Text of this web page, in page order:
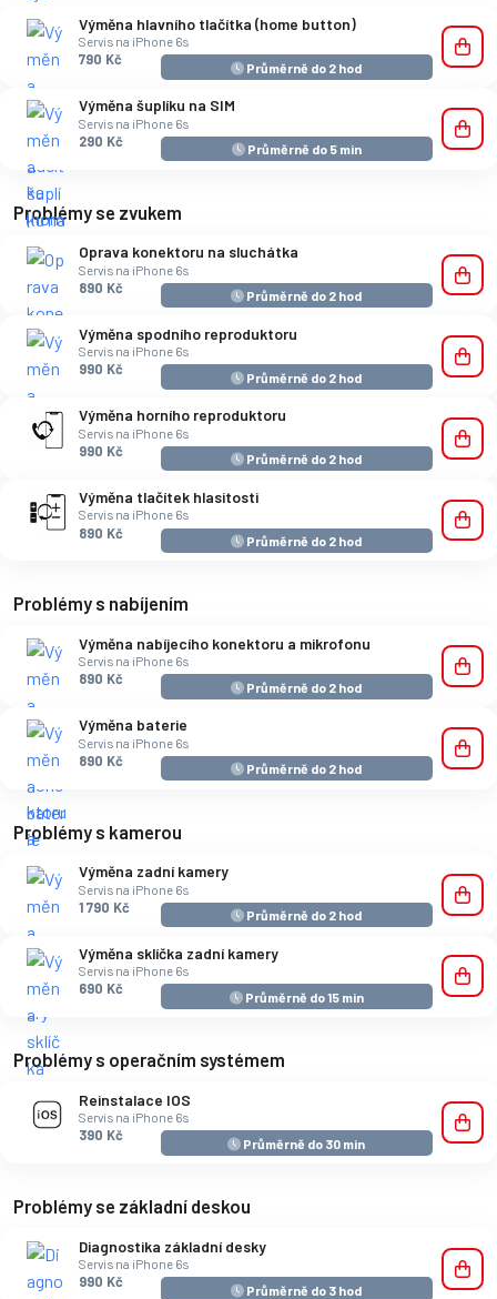
Výměna hlavního tlačítka (home button)
Servis na iPhone 6s
790 Kč
Průměrně do 2 hod
Výměna šuplíku na SIM
Servis na iPhone 6s
290 Kč
Průměrně do 5 min
Problémy se zvukem
Oprava konektoru na sluchátka
Servis na iPhone 6s
890 Kč
Průměrně do 2 hod
Výměna spodního reproduktoru
Servis na iPhone 6s
990 Kč
Průměrně do 2 hod
Výměna horního reproduktoru
Servis na iPhone 6s
990 Kč
Průměrně do 2 hod
Výměna tlačítek hlasitosti
Servis na iPhone 6s
890 Kč
Průměrně do 2 hod
Problémy s nabíjením
Výměna nabíjecího konektoru a mikrofonu
Servis na iPhone 6s
890 Kč
Průměrně do 2 hod
Výměna baterie
Servis na iPhone 6s
890 Kč
Průměrně do 2 hod
Problémy s kamerou
Výměna zadní kamery
Servis na iPhone 6s
1 790 Kč
Průměrně do 2 hod
Výměna sklíčka zadní kamery
Servis na iPhone 6s
690 Kč
Průměrně do 15 min
Problémy s operačním systémem
Reinstalace IOS
Servis na iPhone 6s
390 Kč
Průměrně do 30 min
Problémy se základní deskou
Diagnostika základní desky
Servis na iPhone 6s
990 Kč
Průměrně do 3 hod